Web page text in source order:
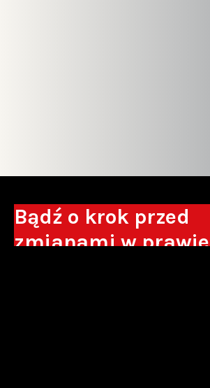
Bądź o krok przed
zmianami w prawie